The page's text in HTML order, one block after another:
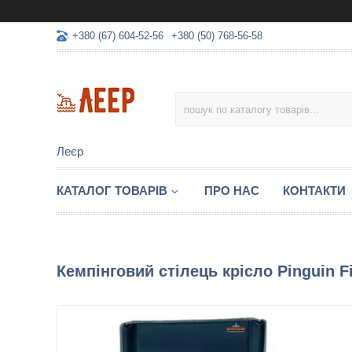
+380 (67) 604-52-56 +380 (50) 768-56-58
Леєр
КАТАЛОГ ТОВАРІВ ПРО НАС КОНТАКТИ
Кемпінговий стілець крісло Pinguin